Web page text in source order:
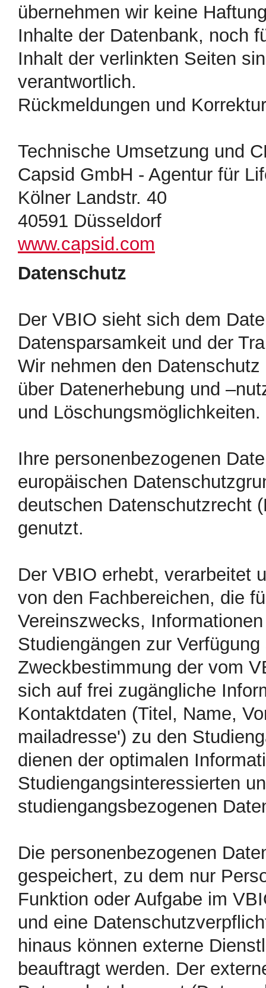
übernehmen wir keine
Inhalte der Datenbank, noch
Inhalt der verlinkten Seiten
verantwortlich.
Rückmeldungen und
Technische Umsetzung und
Capsid GmbH - Agentur für
Kölner Landstr. 40
40591 Düsseldorf
www.capsid.com
Datenschutz
Der VBIO sieht sich dem
Datensparsamkeit und der
Wir nehmen den
über Datenerhebung und
und Löschungsmöglichkeiten.
Ihre personenbezogenen
europäischen
deutschen Datenschutzrecht
genutzt.
Der VBIO erhebt, verarbeitet
von den Fachbereichen, die
Vereinszwecks,
Studiengängen zur
Zweckbestimmung der vom
sich auf frei zugängliche
Kontaktdaten (Titel, Name,
mailadresse') zu den
dienen der optimalen
Studiengangsinteressierten
studiengangsbezogenen
Die personenbezogenen
gespeichert, zu dem nur
Funktion oder Aufgabe im
und eine
hinaus können externe
beauftragt werden. Der